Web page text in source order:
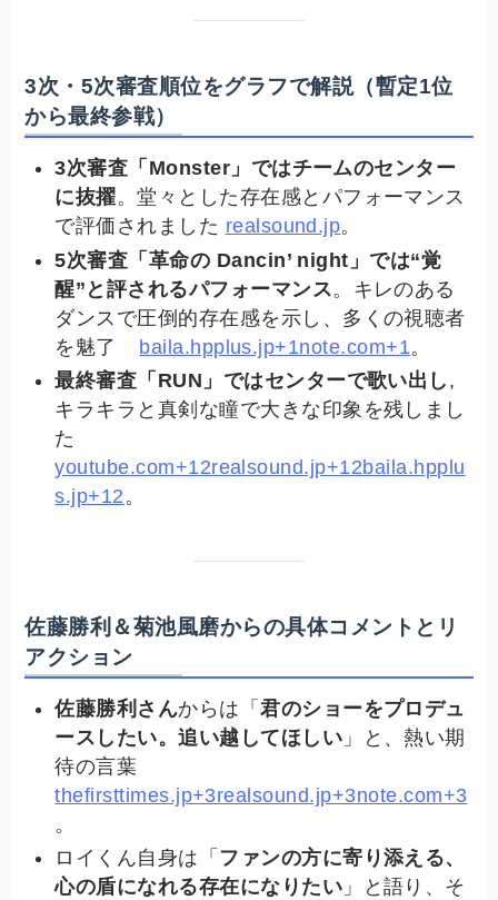
3次・5次審査順位をグラフで解説（暫定1位
から最終参戦）
3次審査「Monster」ではチームのセンター
に抜擢。堂々とした存在感とパフォーマンス
で評価されました realsound.jp。
5次審査「革命の Dancin’ night」では“覚
醒”と評されるパフォーマンス。キレのある
ダンスで圧倒的存在感を示し、多くの視聴者
を魅了 baila.hpplus.jp+1note.com+1。
最終審査「RUN」ではセンターで歌い出し ,
キラキラと真剣な瞳で大きな印象を残しまし
た
youtube.com+12realsound.jp+12baila.hpplu
s.jp+12。
佐藤勝利＆菊池風磨からの具体コメントとリ
アクション
佐藤勝利さんからは「君のショーをプロデュ
ースしたい。追い越してほしい 」と、熱い期
待の言葉
thefirsttimes.jp+3realsound.jp+3note.com+3
。
ロイくん自身は「 ファンの方に寄り添える、
心の盾になれる存在になりたい 」と語り、そ